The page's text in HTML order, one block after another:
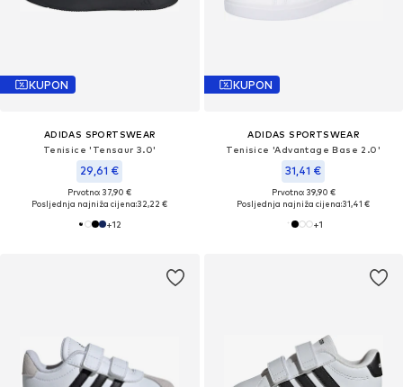
KUPON
ADIDAS SPORTSWEAR
Tenisice 'Tensaur 3.0'
29,61 €
Prvotno: 37,90 €
Posljednja najniža cijena:32,22 €
+12
KUPON
ADIDAS SPORTSWEAR
Tenisice 'Advantage Base 2.0'
31,41 €
Prvotno: 39,90 €
Posljednja najniža cijena:31,41 €
+1